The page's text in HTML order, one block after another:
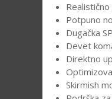
Potpuno
Dugačka
Devet
Direktno
Skirmish